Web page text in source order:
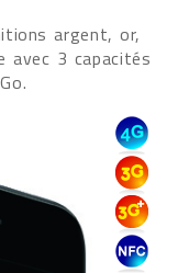
argent, or,
avec 3 capacités